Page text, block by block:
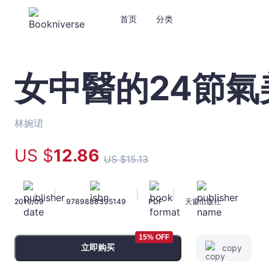
首页 分类
中
醫
的
節
氣
麗
調
-
婉
女中醫的24節氣
林婉珺
US $12.86 US $15.13
2016/09
|
9789888395149 PDF 天窗出版社
立即购买
15% OFF
copy